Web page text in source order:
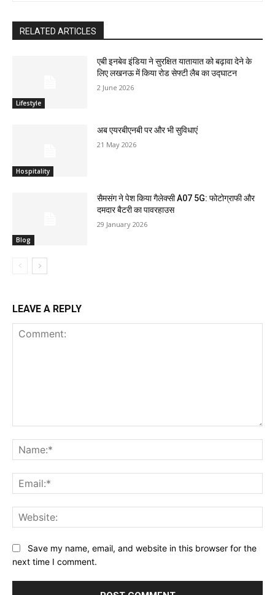
RELATED ARTICLES
Lifestyle
एबी इनबेव इंडिया ने सुरक्षित यातायात को बढ़ावा देने के
लिए लखनऊ में किया रोड सेफ्टी लैब का उद्घाटन
2 June 2026
Hospitality
अब एयरबीएनबी पर और भी सुविधाएं
21 May 2026
Blog
सैमसंग ने पेश किया गैलेक्सी A07 5G: फोटोग्राफी और
दमदार बैटरी का पावरहाउस
29 January 2026
LEAVE A REPLY
Save my name, email, and website in this browser for the
next time I comment.